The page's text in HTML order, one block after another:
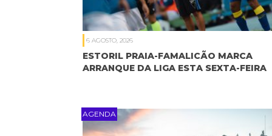
6 AGOSTO, 2026
ESTORIL PRAIA-FAMALICÃO MARCA
ARRANQUE DA LIGA ESTA SEXTA-FEIRA
AGENDA